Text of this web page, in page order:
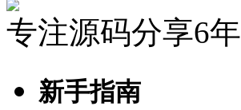
专注源码分享6年
新手指南